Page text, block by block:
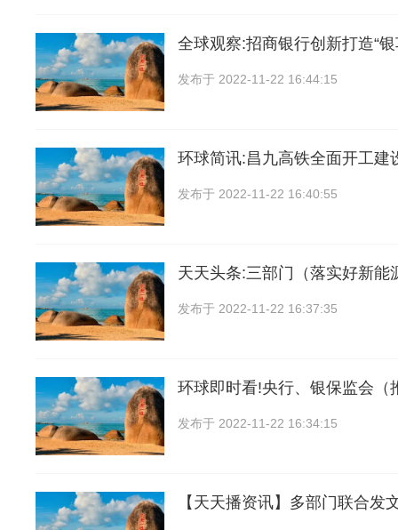
全球观察:招商银行创新打造“银
发布于 2022-11-22 16:44:15
环球简讯:昌九高铁全面开工建
发布于 2022-11-22 16:40:55
天天头条:三部门（落实好新能
发布于 2022-11-22 16:37:35
环球即时看!央行、银保监会（
发布于 2022-11-22 16:34:15
【天天播资讯】多部门联合发